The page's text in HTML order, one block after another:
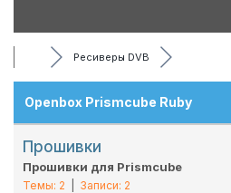
Ресиверы DVB
Openbox Prismcube Ruby
Прошивки
Прошивки для Prismcube
Темы: 2 Записи: 2